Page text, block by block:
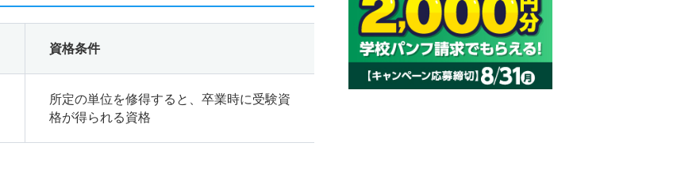
資格条件
所定の単位を修得すると、卒業時に受験資
格が得られる資格